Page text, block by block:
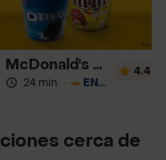
McDonald's Postres
24 min · ENVÍO GRATIS
4.4
cerca de